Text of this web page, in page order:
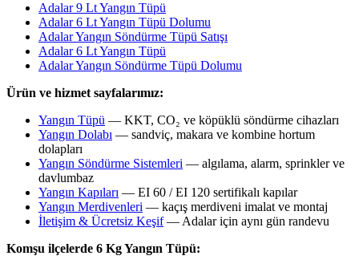
Adalar 9 Lt Yangın Tüpü
Adalar 6 Lt Yangın Tüpü Dolumu
Adalar Yangın Söndürme Tüpü Satışı
Adalar 6 Lt Yangın Tüpü
Adalar Yangın Söndürme Tüpü Dolumu
Ürün ve hizmet sayfalarımız:
Yangın Tüpü — KKT, CO₂ ve köpüklü söndürme cihazları
Yangın Dolabı — sandviç, makara ve kombine hortum
dolapları
Yangın Söndürme Sistemleri — algılama, alarm, sprinkler ve
davlumbaz
Yangın Kapıları — EI 60 / EI 120 sertifikalı kapılar
Yangın Merdivenleri — kaçış merdiveni imalat ve montaj
İletişim & Ücretsiz Keşif— Adalar için aynı gün randevu
Komşu ilçelerde 6 Kg Yangın Tüpü: